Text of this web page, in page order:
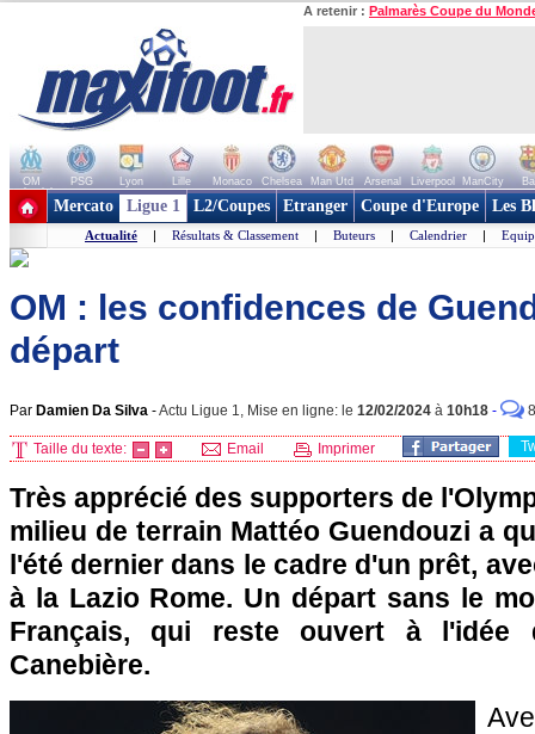
A retenir : Palmarès Coupe du
OM PSG Lyon Lille Monaco Chelsea Man Utd Arsenal Liverpool ManCity
+ de clubs
Mercato Ligue 1 L2/Coupes Etranger Coupe d'Europe Les
Actualité | Résultats & Classement | Buteurs | Calendrier |
OM : les confidences de
départ
Par Damien Da Silva -Actu Ligue 1, Mise en ligne: le 12/02/2024 à 10h18 - 8
Taille du texte: Email Imprimer
Très apprécié des supporters de
milieu de terrain Mattéo Guendouzi a
l'été dernier dans le cadre d'un prêt,
à la Lazio Rome. Un départ sans le
Français, qui reste ouvert à
Canebière.